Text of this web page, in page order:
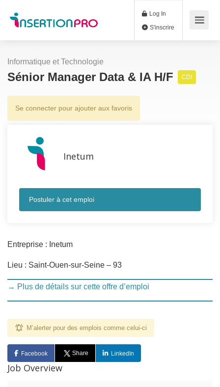
Log In
Informatique et Technologie
Sénior Manager Data & IA H/F CDI
Se connecter pour ajouter aux favoris
Inetum
Postuler à cet emploi
Entreprise : Inetum
Lieu : Saint-Ouen-sur-Seine – 93
→ Plus de détails sur cette offre d’emploi
M’alerter pour des emplois comme celui-ci
Facebook Share LinkedIn
Job Overview